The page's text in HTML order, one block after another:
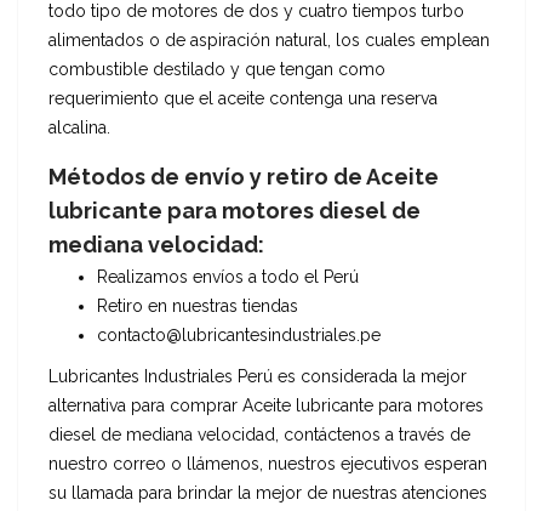
todo tipo de motores de dos y cuatro tiempos turbo
alimentados o de aspiración natural, los cuales emplean
combustible destilado y que tengan como
requerimiento que el aceite contenga una reserva
alcalina.
Métodos de envío y retiro de Aceite
lubricante para motores diesel de
mediana velocidad:
Realizamos envíos a todo el Perú
Retiro en nuestras tiendas
contacto@lubricantesindustriales.pe
Lubricantes Industriales Perú es considerada la mejor
alternativa para comprar Aceite lubricante para motores
diesel de mediana velocidad, contáctenos a través de
nuestro correo o llámenos, nuestros ejecutivos esperan
su llamada para brindar la mejor de nuestras atenciones